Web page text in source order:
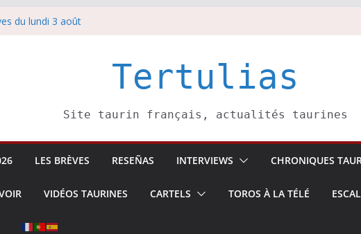
du lundi 3 août
Tertulias
Site taurin français, actualités taurines
LES BRÈVES RESEÑAS INTERVIEWS CHRONIQUES
VIDÉOS TAURINES CARTELS TOROS À LA TÉLÉ